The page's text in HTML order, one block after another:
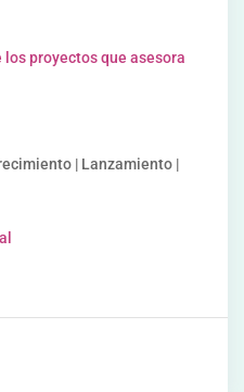
proyectos que asesora
| Lanzamiento |